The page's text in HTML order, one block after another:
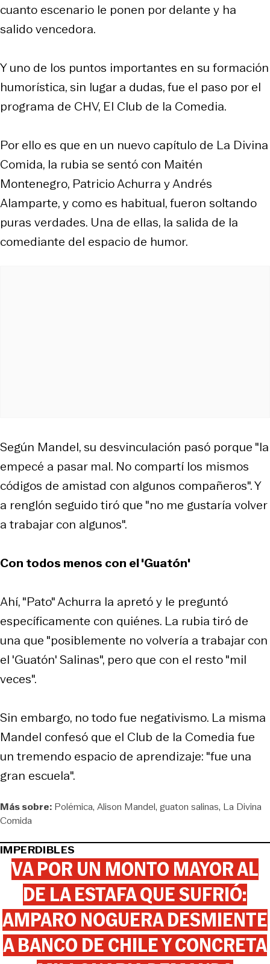
cuanto escenario le ponen por delante y ha
salido vencedora.
Y uno de los puntos importantes en su formación
humorística, sin lugar a dudas, fue el paso por el
programa de CHV, El Club de la Comedia.
Por ello es que en un nuevo capítulo de La Divina
Comida, la rubia se sentó con Maitén
Montenegro, Patricio Achurra y Andrés
Alamparte, y como es habitual, fueron soltando
puras verdades. Una de ellas, la salida de la
comediante del espacio de humor.
Según Mandel, su desvinculación pasó porque "la
empecé a pasar mal. No compartí los mismos
códigos de amistad con algunos compañeros". Y
a renglón seguido tiró que "no me gustaría volver
a trabajar con algunos".
Con todos menos con el 'Guatón'
Ahí, "Pato" Achurra la apretó y le preguntó
específicamente con quiénes. La rubia tiró de
una que "posiblemente no volvería a trabajar con
el 'Guatón' Salinas", pero que con el resto "mil
veces".
Sin embargo, no todo fue negativismo. La misma
Mandel confesó que el Club de la Comedia fue
un tremendo espacio de aprendizaje: "fue una
gran escuela".
Más sobre: Polémica Alison Mandel guaton salinas La Divina
Comida
IMPERDIBLES
VA POR UN MONTO MAYOR AL
DE LA ESTAFA QUE SUFRIÓ:
AMPARO NOGUERA DESMIENTE
A BANCO DE CHILE Y CONCRETA